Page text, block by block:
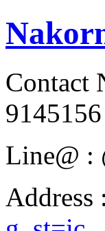
Contact
9145156
Line@ :
Address :